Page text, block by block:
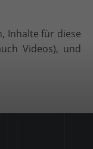
Inhalte für diese
Videos), und